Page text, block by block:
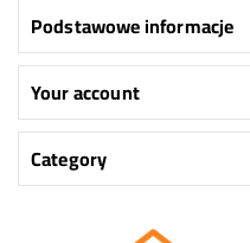
Podstawowe informacje
Your account
Category